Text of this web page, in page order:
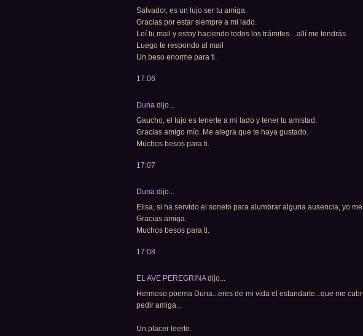
Salvador, es un lujo ser tu amiga.
Gracias por estar siempre a mi lado.
Leí tu mail y estoy haciendo todos los trámites....allí me tendrás.
Luego te respondo al mail
Un beso enorme para ti.
17:06
Duna dijo...
Gaucho, el lujo es tenerte a mi lado y tener tu amistad.
Gracias amigo mío. Me alegra que te haya gustado.
Muchos besos para ti.
17:07
Duna dijo...
Elisa, si ha servido el soneto para alumbrar alguna ausencia, yo
Gracias amiga.
Muchos besos para ti.
17:08
EL AVE PEREGRINAdijo...
Hermoso poema Duna...eres de mi vida el estandarte...que me
pedir amiga...
Un placer leerte.